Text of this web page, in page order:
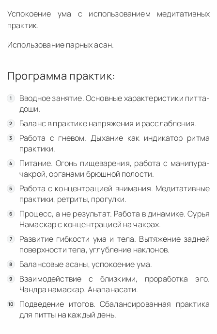
Успокоение ума с использованием медитативных
практик.
Использование парных асан.
Программа практик:
Вводное занятие. Основные характеристики питта-
доши.
Баланс в практике напряжения и расслабления.
Работа с гневом. Дыхание как индикатор ритма
практики.
Питание. Огонь пищеварения, работа с манипура-
чакрой, органами брюшной полости.
Работа с концентрацией внимания. Медитативные
практики, ретриты, прогулки.
Процесс, а не результат. Работа в динамике. Сурья
Намаскар с концентрацией на чакрах.
Развитие гибкости ума и тела. Вытяжение задней
поверхности тела, углубление наклонов.
Балансовые асаны, успокоение ума.
Взаимодействие с близкими, проработка эго.
Чандра намаскар. Анапанасати.
Подведение итогов. Сбалансированная практика
для питты на каждый день.